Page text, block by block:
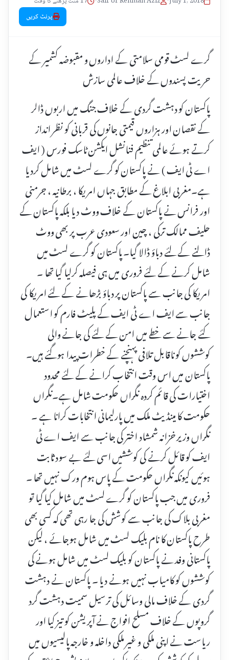
پرنٹ کریں
گرے لسٹ قومی سلامتی کے اداروں و مقبوضہ کشمیر کے
حریت پسندوں کے خلاف عالمی سازش
پاکستان کو دہشت گردی کے خلاف جنگ میں اربوں ڈالر
کے نقصان اور ہزاروں قیمتی جانوں کی قربانی کو نظر انداز
کرتے ہوئے عالمی تنظیم فنانشل ایکشن ٹاسک فورس ( ایف
اے ٹی ایف ) نے پاکستان کو گرے لسٹ میں شامل کردیا
ہے۔مغربی ابلاغ کے مطابق جہاں امریکا ، برطانیہ ، جرمنی
اور فرانس نے پاکستان کے خلاف ووٹ دیا بلکہ پاکستان کے
حلیف ممالک ترکی ، چین اور سعودی عرب پر بھی ووٹ
ڈالنے کے لئے دباؤ ڈالا گیا۔ پاکستان کو گرے لسٹ میں
شامل کرنے کے لئے فروری میں ہی فیصلہ کرلیا گیا تھا ۔
امریکا کی جانب سے پاکستان پر دباؤ بڑھانے کے لئے امریکا کی
جانب سے ایف اے ٹی ایف کے پلیٹ فارم کو استعمال
کئے جانے سے خطے میں امن کے لئے کی جانے والی
کوششوں کو ناقابل تلافی پہنچنے کے خطرات پیدا ہوگئے ہیں۔
پاکستان میں اس وقت انتخاب کرانے کے لئے محدود
اختیارات کی قائم کردہ نگراں حکومت شامل ہے۔نگراں
حکومت کا مینڈیٹ ملک میں پارلیمانی انتخابات کرانا ہے ۔
نگراں وزیر خزانہ شمشاد اختر کی جانب سے ایف اے ٹی
ایف کو قائل کرنے کی کوششیں اسی لئے بے سود ثابت
ہوئیں کیونکہ نگراں حکومت کے پاس ہوم ورک نہیں تھا ۔
فروری میں جب پاکستان کو گرے لسٹ میں شامل کیا گیا تو
مغربی بلاک کی جانب سے کوشش کی جا رہی تھی کہ کسی بھی
طرح پاکستان کا نام بلیک لسٹ میں شامل ہوجائے ، لیکن
پاکستانی وفد نے پاکستان کو بلیک لسٹ میں شامل ہونے کی
کوششوں کو کامیاب نہیں ہونے دیا ۔ پاکستان نے دہشت
گردی کے خلاف مالی وسائل کی ترسیل سمیت دہشت گرد
گروپوں کے خلاف مسلح افواج نے آپریشن کو تیز کیا اور
ریاست نے اپنی ملکی و غیر ملکی داخلہ و خارجہ پالیسیوں میں